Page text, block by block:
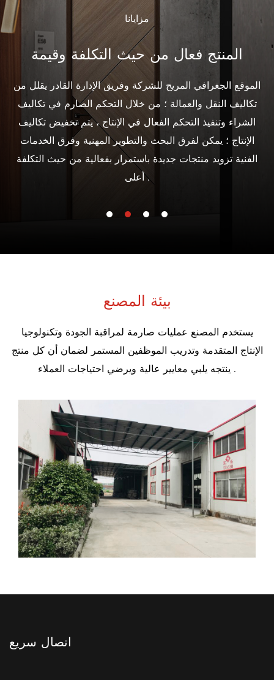
مزايانا
المنتج فعال من حيث التكلفة وقيمة
الموقع الجغرافي المريح للشركة وفريق الإدارة القادر يقلل من
تكاليف النقل والعمالة ؛ من خلال التحكم الصارم في تكاليف
الشراء وتنفيذ التحكم الفعال في الإنتاج ، يتم تخفيض تكاليف
الإنتاج ؛ يمكن لفرق البحث والتطوير المهنية وفرق الخدمات
الفنية تزويد منتجات جديدة باستمرار بفعالية من حيث التكلفة
أعلى .
بيئة المصنع
يستخدم المصنع عمليات صارمة لمراقبة الجودة وتكنولوجيا
الإنتاج المتقدمة وتدريب الموظفين المستمر لضمان أن كل منتج
ينتجه يلبي معايير عالية ويرضي احتياجات العملاء .
اتصال سريع